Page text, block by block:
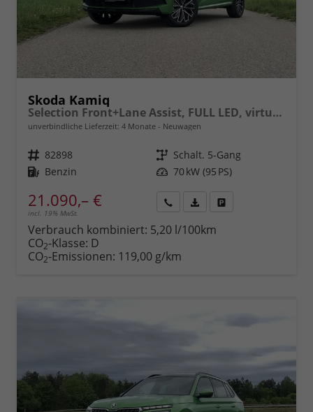
Skoda Kamiq
Selection Front+Lane Assist, FULL LED, virtuelles Cockpit, , Climatronic, Parksensoren, ISOFIX, el. Fensterheber, Tempomat, Sitzhzg. uvm.
unverbindliche Lieferzeit: 4 Monate Neuwagen
Fahrzeugnr. 82898 Getriebe Schalt. 5-Gang
Kraftstoff Benzin Leistung 70 kW (95 PS)
21.090,– €
incl. 19% MwSt.
anfordern
Datei,
Verbrauch kombiniert: 5,20 l/100km
CO2-Klasse: D
CO2-Emissionen: 119,00 g/km